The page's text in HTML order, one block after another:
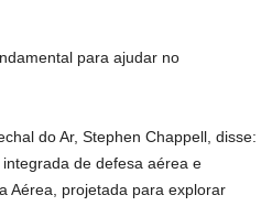
para ajudar no
do Ar, Stephen Chappell, disse:
de defesa aérea e
Aérea, projetada para explorar